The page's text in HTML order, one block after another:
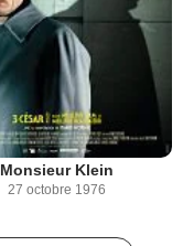
Monsieur Klein
27 octobre 1976